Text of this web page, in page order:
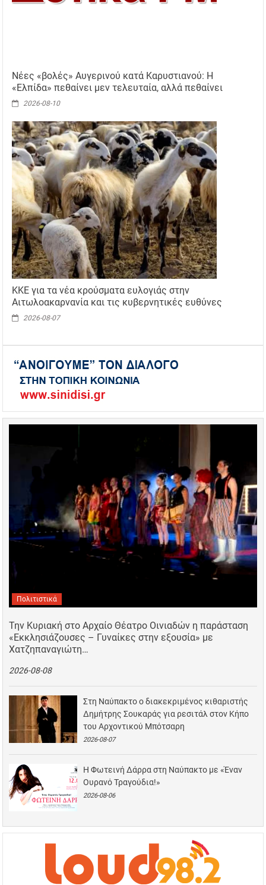
Νέες «βολές» Αυγερινού κατά Καρυστιανού: Η
«Ελπίδα» πεθαίνει μεν τελευταία, αλλά πεθαίνει
2026-08-10
ΚΚΕ για τα νέα κρούσματα ευλογιάς στην
Αιτωλοακαρνανία και τις κυβερνητικές ευθύνες
2026-08-07
Πολιτιστικά
Την Κυριακή στο Αρχαίο Θέατρο Οινιαδών η παράσταση
«Εκκλησιάζουσες – Γυναίκες στην εξουσία» με
Χατζηπαναγιώτη…
2026-08-08
Στη Ναύπακτο ο διακεκριμένος κιθαριστής
Δημήτρης Σουκαράς για ρεσιτάλ στον Κήπο
του Αρχοντικού Μπότσαρη
2026-08-07
Η Φωτεινή Δάρρα στη Ναύπακτο με «Έναν
Ουρανό Τραγούδια!»
2026-08-06